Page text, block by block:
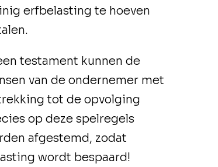
erfbelasting te hoeven
testament kunnen de
van de ondernemer met
tot de opvolging
op deze spelregels
afgestemd, zodat
wordt bespaard!